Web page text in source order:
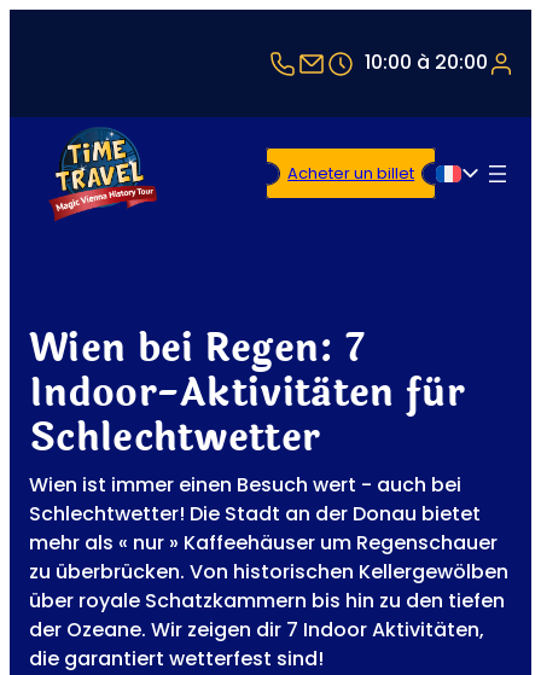
+43 1 5321514
office@timetravel-
10:00 à 20:00
Français
Acheter un billet
Wien bei Regen: 7
Indoor-Aktivitäten für
Schlechtwetter
Wien ist immer einen Besuch wert - auch bei
Schlechtwetter! Die Stadt an der Donau bietet
mehr als « nur » Kaffeehäuser um Regenschauer
zu überbrücken. Von historischen Kellergewölben
über royale Schatzkammern bis hin zu den tiefen
der Ozeane. Wir zeigen dir 7 Indoor Aktivitäten,
die garantiert wetterfest sind!